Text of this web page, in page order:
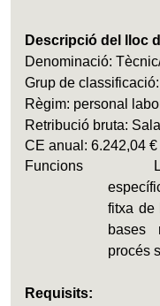
Descripció del lloc
Denominació:
Grup de
Règim: personal
Retribució bruta:
CE anual: 6.242,04 €
Funcions Les
fitxa de
bases
procés
Requisits: